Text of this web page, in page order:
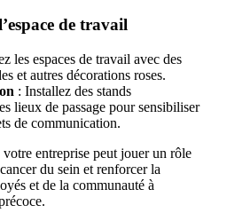
de travail
les espaces de travail avec des
et autres décorations roses.
: Installez des stands
lieux de passage pour sensibiliser
de communication.
entreprise peut jouer un rôle
du sein et renforcer la
et de la communauté à